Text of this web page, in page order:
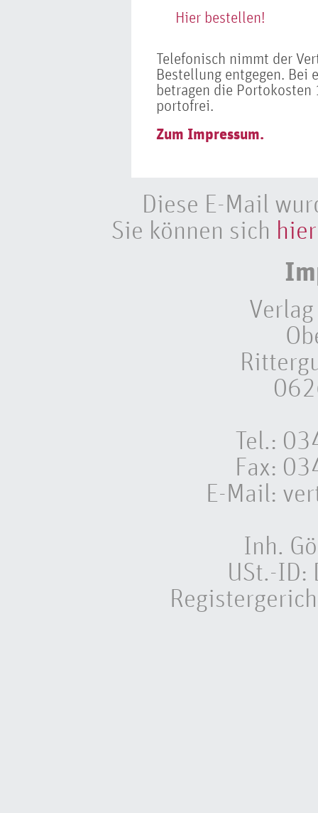
Hier bestellen!
Telefonisch nimmt der
Bestellung entgegen.
betragen die
portofrei.
Zum Impressum.
Diese E-Mail
Sie können sich hier
Tel.:
Fax:
E-Mail:
Inh.
USt.-